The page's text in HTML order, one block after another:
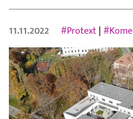
11.11.2022 #Protext |